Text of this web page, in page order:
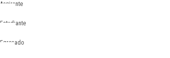
Aspirante
Estudiante
Egresado